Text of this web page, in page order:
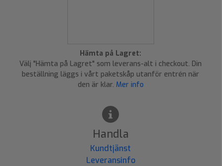
Hämta på Lagret:
Välj "Hämta på Lagret" som leverans-alt i checkout. Din
beställning läggs i vårt paketskåp utanför entrén när
den är klar. Mer info
Handla
Kundtjänst
Leveransinfo